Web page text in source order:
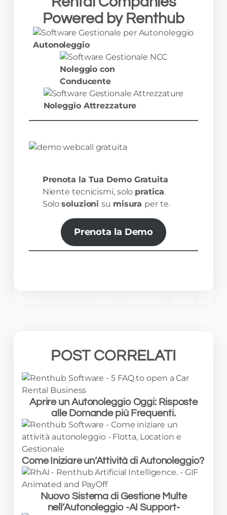
Powered by Renthub
Autonoleggio
Noleggio con
Conducente
Noleggio Attrezzature
Prenota la Tua Demo Gratuita
Niente tecnicismi, solo pratica.
Solosoluzionisu misura per te.
Prenota la Demo
POST CORRELATI
Aprire un Autonoleggio Oggi: Risposte
alle Domande più Frequenti.
Come Iniziare un’Attività di Autonoleggio?
Nuovo Sistema di Gestione Multe
nell’Autonoleggio -AI Support-